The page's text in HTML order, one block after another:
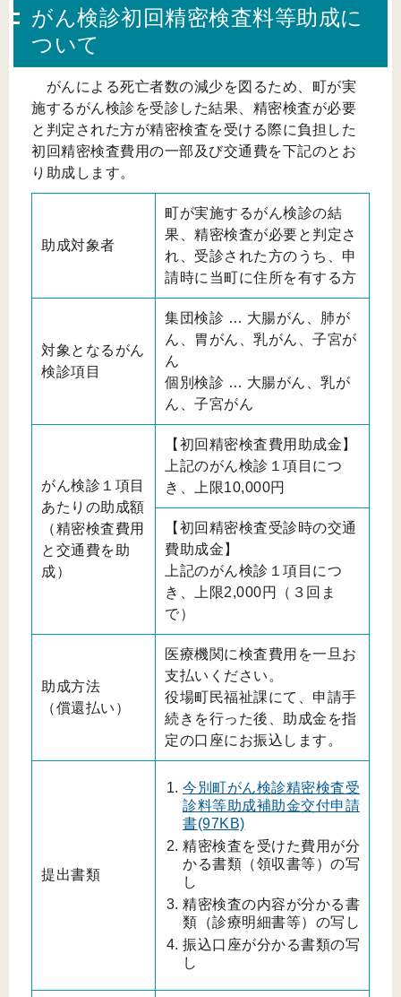
がん検診初回精密検査料等助成に
ついて
がんによる死亡者数の減少を図るため、町が実
施するがん検診を受診した結果、精密検査が必要
と判定された方が精密検査を受ける際に負担した
初回精密検査費用の一部及び交通費を下記のとお
り助成します。
助成対象者
町が実施するがん検診の結
果、精密検査が必要と判定さ
れ、受診された方のうち、申
請時に当町に住所を有する方
対象となるがん
検診項目
集団検診 … 大腸がん、肺が
ん、胃がん、乳がん、子宮が
ん
個別検診 … 大腸がん、乳が
ん、子宮がん
がん検診１項目
あたりの助成額
（精密検査費用
と交通費を助
成）
【初回精密検査費用助成金】
上記のがん検診１項目につ
き、上限10,000円
【初回精密検査受診時の交通
費助成金】
上記のがん検診１項目につ
き、上限2,000円（３回ま
で）
助成方法
（償還払い）
医療機関に検査費用を一旦お
支払いください。
役場町民福祉課にて、申請手
続きを行った後、助成金を指
定の口座にお振込します。
提出書類
今別町がん検診精密検査受
診料等助成補助金交付申請
書(97KB)
精密検査を受けた費用が分
かる書類（領収書等）の写
し
精密検査の内容が分かる書
類（診療明細書等）の写し
振込口座が分かる書類の写
し